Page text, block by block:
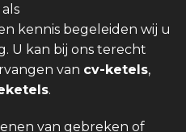
kennis begeleiden wij u
U kan bij ons terecht
van cv-ketels,
.
van gebreken of